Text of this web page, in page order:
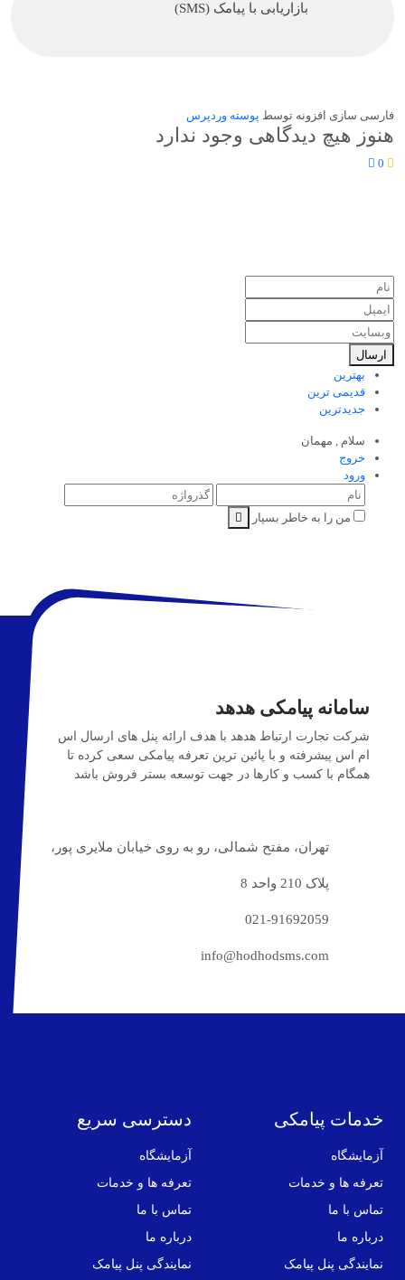
بازاریابی با پیامک (SMS)
فارسی سازی افزونه توسط پوسته وردپرس
هنوز هیچ دیدگاهی وجود ندارد
0
ارسال
بهترین
قدیمی ترین
جدیدترین
سلام , مهمان
خروج
ورود
من را به خاطر بسپار
سامانه پیامکی هدهد
شرکت تجارت ارتباط هدهد با هدف ارائه پنل های ارسال اس
ام اس پیشرفته و با پائین ترین تعرفه پیامکی سعی کرده تا
همگام با کسب و کارها در جهت توسعه بستر فروش باشد
تهران، مفتح شمالی، رو به روی خیابان ملایری پور،
پلاک 210 واحد 8
021-91692059
info@hodhodsms.com
خدمات پیامکی
آزمایشگاه
تعرفه ها و خدمات
تماس با ما
درباره ما
نمایندگی پنل پیامک
دسترسی سریع
آزمایشگاه
تعرفه ها و خدمات
تماس با ما
درباره ما
نمایندگی پنل پیامک